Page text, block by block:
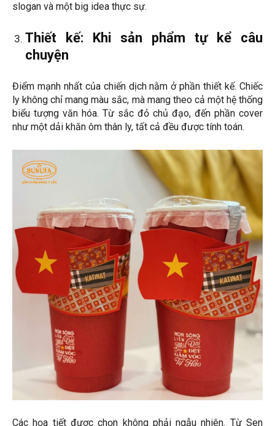
slogan và một big idea thực sự.
Thiết kế: Khi sản phẩm tự kể câu
chuyện
Điểm mạnh nhất của chiến dịch nằm ở phần thiết kế. Chiếc
ly không chỉ mang màu sắc, mà mang theo cả một hệ thống
biểu tượng văn hóa. Từ sắc đỏ chủ đạo, đến phần cover
như một dải khăn ôm thân ly, tất cả đều được tính toán.
Các họa tiết được chọn không phải ngẫu nhiên. Từ Sen